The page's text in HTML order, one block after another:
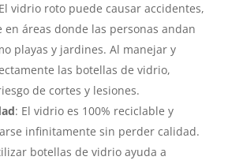
vidrio roto puede causar accidentes,
en áreas donde las personas andan
playas y jardines. Al manejar y
las botellas de vidrio,
de cortes y lesiones.
: El vidrio es 100% reciclable y
infinitamente sin perder calidad.
botellas de vidrio ayuda a